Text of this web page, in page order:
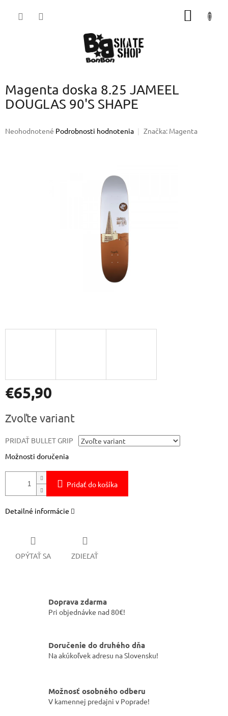
Magenta doska 8.25 JAMEEL
DOUGLAS 90'S SHAPE
Priemerné
Neohodnotené Podrobnosti hodnotenia Značka: Magenta
€65,90
cena:
Zvoľte variant
PRIDAŤ BULLET GRIP
Možnosti doručenia
Pridať do košíka
Detailné informácie
OPÝTAŤ SA ZDIEĽAŤ
Doprava zdarma
Pri objednávke nad 80€!
Doručenie do druhého dňa
Na akúkoľvek adresu na Slovensku!
Možnosť osobného odberu
V kamennej predajni v Poprade!